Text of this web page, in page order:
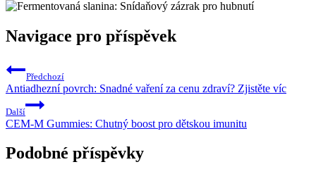
Navigace pro příspěvek
Předchozí
Antiadhezní povrch: Snadné vaření za cenu zdraví? Zjistěte víc
Další
CEM-M Gummies: Chutný boost pro dětskou imunitu
Podobné příspěvky